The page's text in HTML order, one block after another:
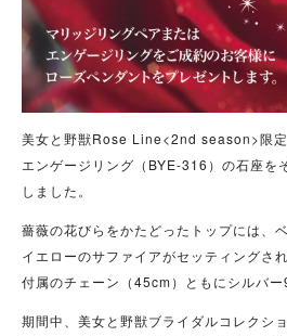
美女と野獣Rose Line<2nd season>限
エンゲージリング（BYE-316）の石座を
しました。
薔薇の花びらをかたどったトップには、
イエローのサファイアがセッティングさ
付属のチェーン（45cm）ともにシルバー
期間中、美女と野獣ブライダルコレクシ